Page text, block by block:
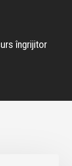
îngrijitor